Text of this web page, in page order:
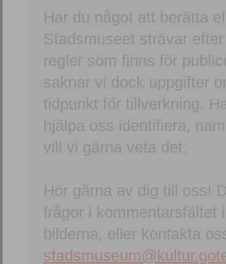
Har du något att berätta
Stadsmuseet strävar
regler som finns för
saknar vi dock uppgifter
tidpunkt för tillverkning.
hjälpa oss identifiera,
vill vi gärna veta det.
Hör gärna av dig till oss!
frågor i kommentarsfältet
bilderna, eller kontakta